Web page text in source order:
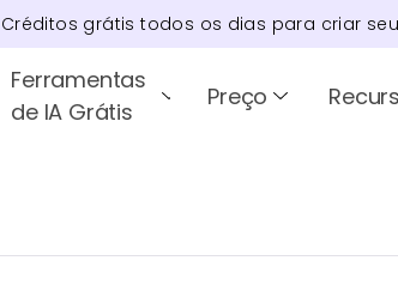
Créditos grátis todos os dias para criar
Ferramentas
de IA Grátis
Preço